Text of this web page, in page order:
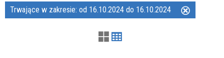
Szukana fraza
Trwające w zakresie: od 16.10.2024 do 16.10.2024